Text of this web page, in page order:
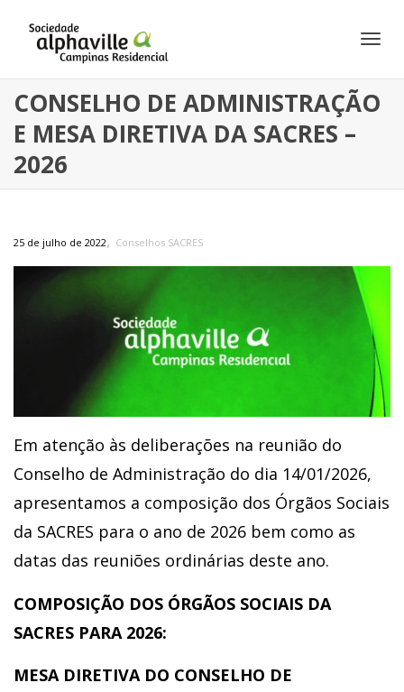
CONSELHO DE ADMINISTRAÇÃO
E MESA DIRETIVA DA SACRES –
2026
25 de julho de 2022, Conselhos SACRES
Em atenção às deliberações na reunião do
Conselho de Administração do dia 14/01/2026,
apresentamos a composição dos Órgãos Sociais
da SACRES para o ano de 2026 bem como as
datas das reuniões ordinárias deste ano.
COMPOSIÇÃO DOS ÓRGÃOS SOCIAIS DA
SACRES PARA 2026:
MESA DIRETIVA DO CONSELHO DE